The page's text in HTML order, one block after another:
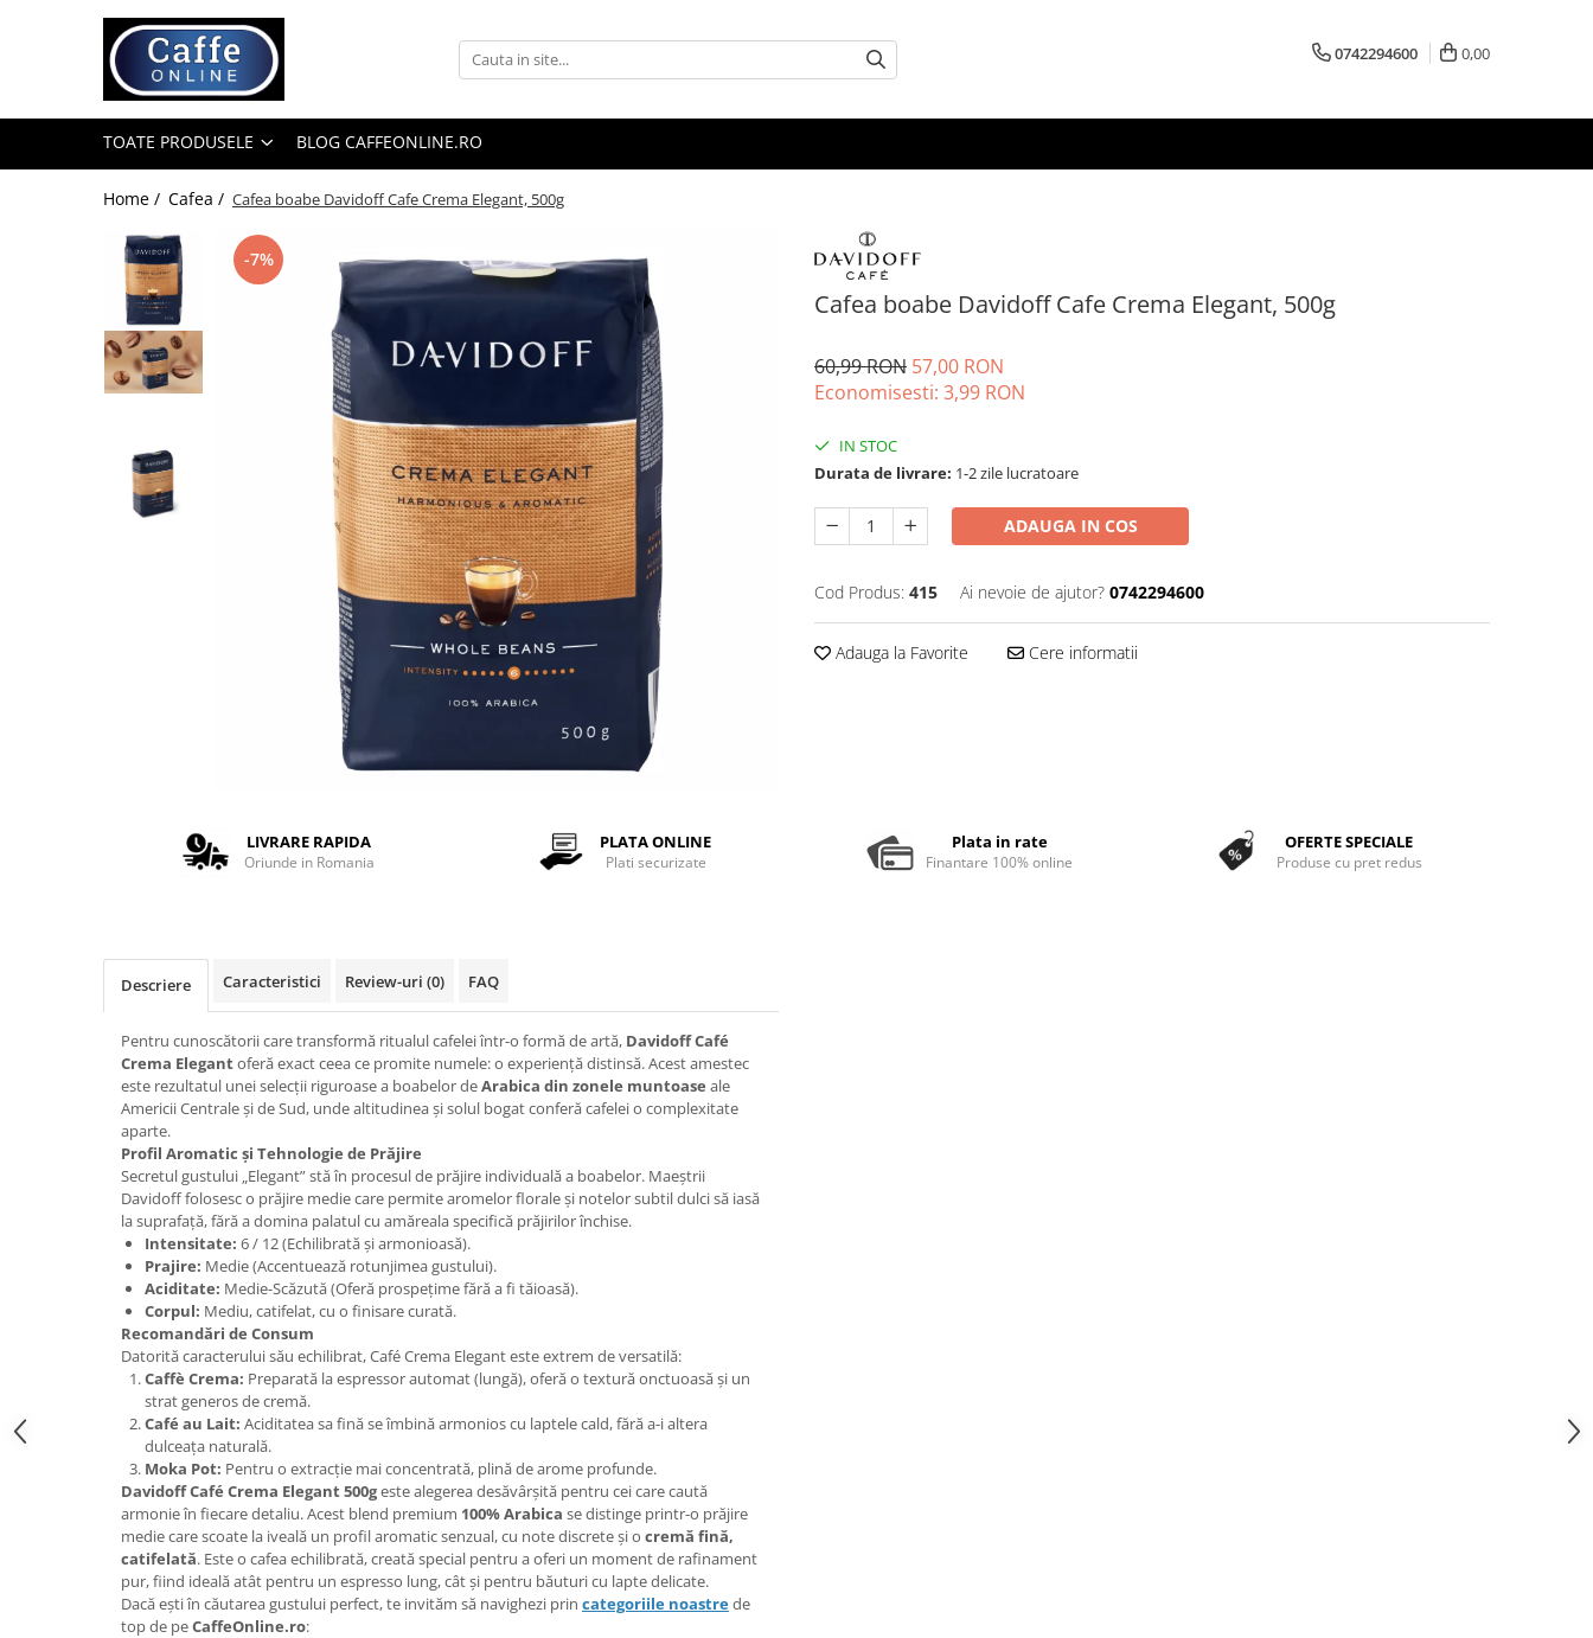
Toate Produsele
Capsule Cafea
Cafea Macinata
Cafea Instant
Espressoare
Aparate Automate
Stabilizatoare tensiune
Piese schimb espressoare
Accesorii si intretinere
0742294600 0,00
TOATE PRODUSELE BLOG CAFFEONLINE.RO
Home / Cafea / Cafea boabe Davidoff Cafe Crema Elegant, 500g
Cafea boabe Davidoff Cafe Crema Elegant, 500g
-7%
60,99 RON 57,00 RON
Economisesti: 3,99 RON
IN STOC
Durata de livrare: 1-2 zile lucratoare
ADAUGA IN COS
Cod Produs: 415 Ai nevoie de ajutor? 0742294600
Adauga la Favorite Cere informatii
LIVRARE RAPIDA
Oriunde in Romania
PLATA ONLINE
Plati securizate
Plata in rate
Finantare 100% online
OFERTE SPECIALE
Produse cu pret redus
Descriere Caracteristici Review-uri (0) FAQ
Pentru cunoscătorii care transformă ritualul cafelei într-o formă de artă, Davidoff Café
Crema Elegantoferă exact ceea ce promite numele: o experiență distinsă. Acest amestec
este rezultatul unei selecții riguroase a boabelor deArabica din zonele muntoase ale
Americii Centrale și de Sud, unde altitudinea și solul bogat conferă cafelei o complexitate
aparte.
Profil Aromatic și Tehnologie de Prăjire
Secretul gustului „Elegant” stă în procesul de prăjire individuală a boabelor. Maeștrii
Davidoff folosesc o prăjire medie care permite aromelor florale și notelor subtil dulci să iasă
la suprafață, fără a domina palatul cu amăreala specifică prăjirilor închise.
Intensitate: 6 / 12 (Echilibrată și armonioasă).
Prajire: Medie (Accentuează rotunjimea gustului).
Aciditate: Medie-Scăzută (Oferă prospețime fără a fi tăioasă).
Corpul: Mediu, catifelat, cu o finisare curată.
Recomandări de Consum
Datorită caracterului său echilibrat, Café Crema Elegant este extrem de versatilă:
Caffè Crema: Preparată la espressor automat (lungă), oferă o textură onctuoasă și un
strat generos de cremă.
Café au Lait: Aciditatea sa fină se îmbină armonios cu laptele cald, fără a-i altera
dulceața naturală.
Moka Pot: Pentru o extracție mai concentrată, plină de arome profunde.
Davidoff Café Crema Elegant 500geste alegerea desăvârșită pentru cei care caută
armonie în fiecare detaliu. Acest blend premium 100% Arabica se distinge printr-o prăjire
medie care scoate la iveală un profil aromatic senzual, cu note discrete și o cremă fină,
catifelată. Este o cafea echilibrată, creată special pentru a oferi un moment de rafinament
pur, fiind ideală atât pentru un espresso lung, cât și pentru băuturi cu lapte delicate.
Dacă ești în căutarea gustului perfect, te invităm să navighezi prin categoriile noastrede
top de peCaffeOnline.ro: